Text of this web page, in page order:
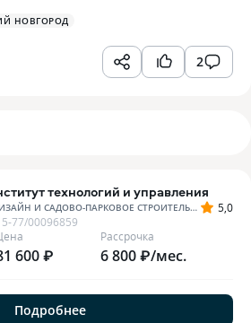
НОВГОРОД
2
технологий и управления
И САДОВО-ПАРКОВОЕ СТРОИТЕЛЬСТВО »5,0
77/00096859
600 ₽
Рассрочка
6 800 ₽/мес.
Подробнее